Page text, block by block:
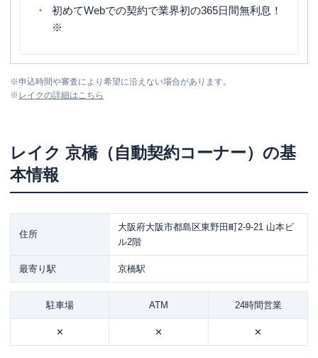
初めてWebでの契約で業界初の365日間無利息！
※
※申込時間や審査により希望に沿えない場合があります。
※ レイクの詳細はこちら
レイク 京橋（自動契約コーナー） の基
本情報
住所
大阪府大阪市都島区東野田町2-9-21 山本ビ
ル2階
最寄り駅 京橋駅
駐車場 ATM 24時間営業
✕ ✕ ✕